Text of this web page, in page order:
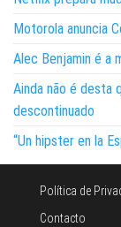
Motorola anuncia
Alec Benjamin é a
Ainda não é desta
descontinuado
“Un hipster en la
Política de
Contacto